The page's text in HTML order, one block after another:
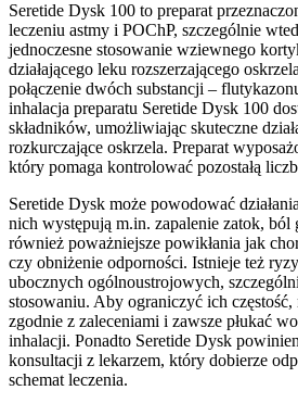
Seretide Dysk 100 to preparat
leczeniu astmy i POChP, szczególnie
jednoczesne stosowanie wziewnego
działającego leku rozszerzającego
połączenie dwóch substancji –
inhalacja preparatu Seretide Dysk 100
składników, umożliwiając skuteczne
rozkurczające oskrzela. Preparat
który pomaga kontrolować pozostałą
Seretide Dysk może powodować
nich występują m.in. zapalenie zatok, ból
również poważniejsze powikłania jak
czy obniżenie odporności. Istnieje też
ubocznych ogólnoustrojowych,
stosowaniu. Aby ograniczyć ich
zgodnie z zaleceniami i zawsze płukać
inhalacji. Ponadto Seretide Dysk
konsultacji z lekarzem, który dobierze
schemat leczenia.